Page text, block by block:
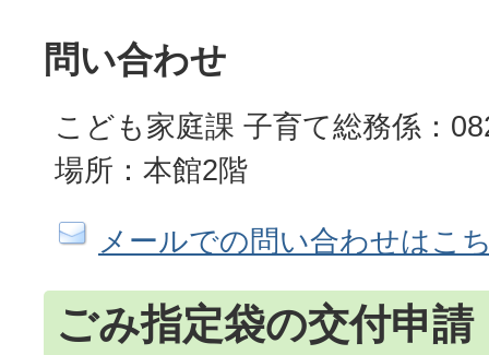
問い合わせ
こども家庭課 子育て総務係：
場所：本館2階
メールでの問い合わせはこ
ごみ指定袋の交付申請